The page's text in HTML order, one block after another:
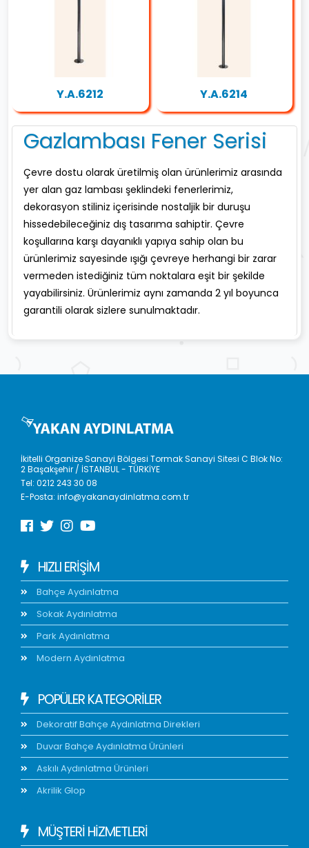
Gazlambası Fener Serisi
Çevre dostu olarak üretilmiş olan ürünlerimiz arasında
yer alan gaz lambası şeklindeki fenerlerimiz,
dekorasyon stiliniz içerisinde nostaljik bir duruşu
hissedebileceğiniz dış tasarıma sahiptir. Çevre
koşullarına karşı dayanıklı yapıya sahip olan bu
ürünlerimiz sayesinde ışığı çevreye herhangi bir zarar
vermeden istediğiniz tüm noktalara eşit bir şekilde
yayabilirsiniz. Ürünlerimiz aynı zamanda 2 yıl boyunca
garantili olarak sizlere sunulmaktadır.
Y.A.6212 Y.A.6214
İkitelli Organize Sanayi Bölgesi Tormak Sanayi Sitesi C Blok No:
2 Başakşehir / İSTANBUL - TÜRKİYE
Tel:0212 243 30 08
E-Posta:info@yakanaydinlatma.com.tr
HIZLI ERIŞIM
Bahçe Aydınlatma
Sokak Aydınlatma
Park Aydınlatma
Modern Aydınlatma
POPÜLER KATEGORİLER
Dekoratif Bahçe Aydınlatma Direkleri
Duvar Bahçe Aydınlatma Ürünleri
Askılı Aydınlatma Ürünleri
Akrilik Glop
MÜŞTERİ HİZMETLERİ